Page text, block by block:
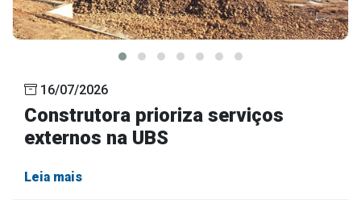
16/07/2026
Construtora prioriza serviços
externos na UBS
Leia mais